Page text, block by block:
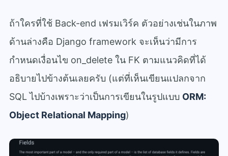
ถ้าใครที่ใช้ Back-end เฟรมเวิร์ค ตัวอย่างเช่นในภาพ
ด้านล่างคือ Django framework จะเห็นว่ามีการ
กำหนดเงื่อนไข on_delete ใน FK ตามแนวคิดที่ได้
อธิบายไปข้างต้นเลยครับ (แต่ที่เห็นเขียนแปลกจาก
SQL ไปบ้างเพราะว่าเป็นการเขียนในรูปแบบ ORM:
Object Relational Mapping)